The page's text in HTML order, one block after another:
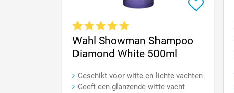
Gemiddelde waardering van 5 van 5 sterren
Wahl Showman Shampoo
Diamond White 500ml
Geschikt voor witte en lichte vachten
Geeft een glanzende witte vacht